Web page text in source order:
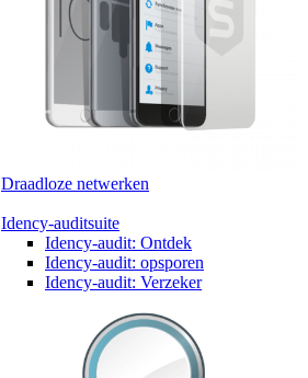
Draadloze netwerken
Idency-auditsuite
Idency-audit: Ontdek
Idency-audit: opsporen
Idency-audit: Verzeker